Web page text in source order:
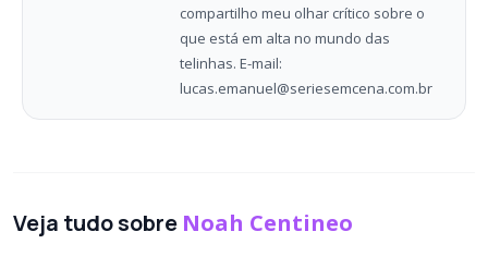
compartilho meu olhar crítico sobre o
que está em alta no mundo das
telinhas. E-mail:
lucas.emanuel@seriesemcena.com.br
Veja tudo sobre Noah Centineo